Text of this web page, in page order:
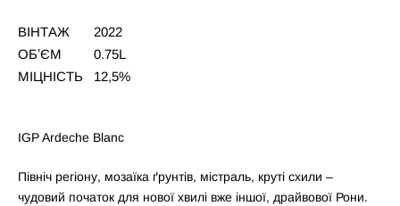
ВІНТАЖ
2022
ОБʼЄМ
0.75L
МІЦНІСТЬ
12,5%
IGP Ardeche Blanc
Північ регіону, мозаїка ґрунтів, містраль, круті схили –
чудовий початок для нової хвилі вже іншої, драйвової Рони.